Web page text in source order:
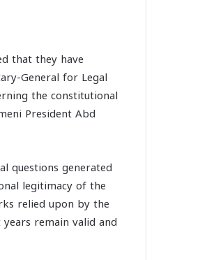
that they have
General for Legal
the constitutional
President Abd
questions generated
legitimacy of the
relied upon by the
remain valid and